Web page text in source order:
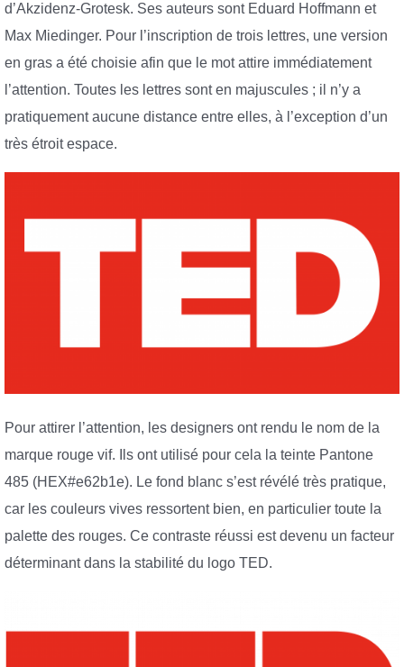
d’Akzidenz-Grotesk. Ses auteurs sont Eduard Hoffmann et
Max Miedinger. Pour l’inscription de trois lettres, une version
en gras a été choisie afin que le mot attire immédiatement
l’attention. Toutes les lettres sont en majuscules ; il n’y a
pratiquement aucune distance entre elles, à l’exception d’un
très étroit espace.
Pour attirer l’attention, les designers ont rendu le nom de la
marque rouge vif. Ils ont utilisé pour cela la teinte Pantone
485 (HEX#e62b1e). Le fond blanc s’est révélé très pratique,
car les couleurs vives ressortent bien, en particulier toute la
palette des rouges. Ce contraste réussi est devenu un facteur
déterminant dans la stabilité du logo TED.